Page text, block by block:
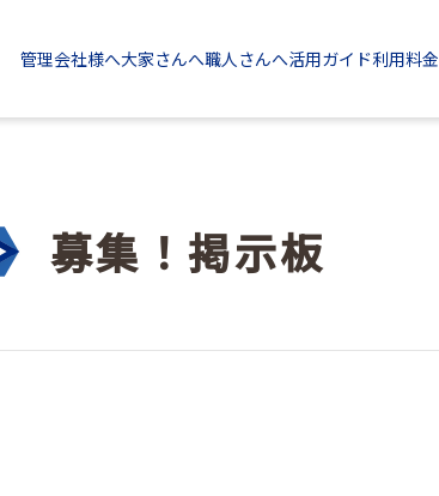
管理会社様へ大家さんへ職人さんへ活用ガイド利用料金
募集！掲示板